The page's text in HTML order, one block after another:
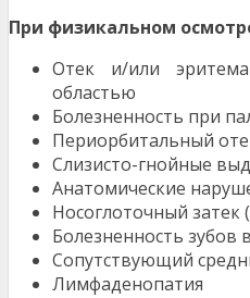
При физикальном
Отек и/или
областью
Болезненность при
Периорбитальный
Слизисто-гнойные
Анатомические
Носоглоточный затек
Болезненность зубов
Сопутствующий
Лимфаденопатия